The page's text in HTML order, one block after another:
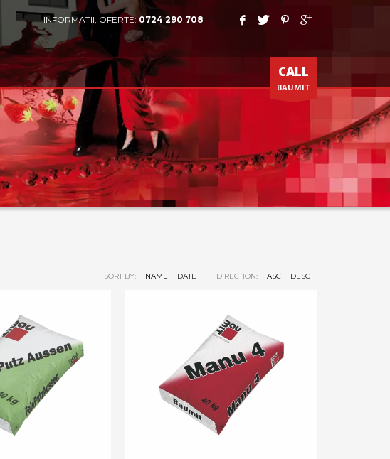
INFORMATII, OFERTE: 0724 290 708
CALL
BAUMIT
SORT BY: NAME DATE DIRECTION: ASC DESC